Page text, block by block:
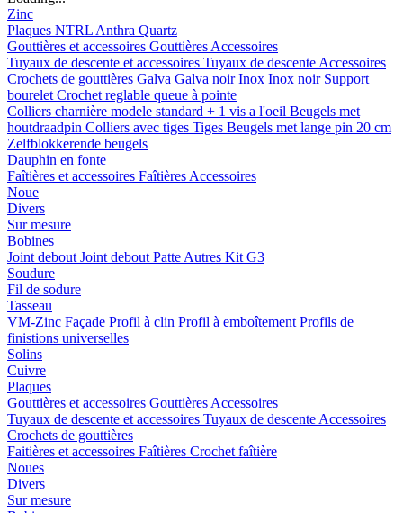
Zinc
Plaques NTRL Anthra Quartz
Gouttières et accessoires Gouttières Accessoires
Tuyaux de descente et accessoires Tuyaux de descente Accessoires
Crochets de gouttières Galva Galva noirInox Inox noir Support
bourelet Crochet reglable queue à pointe
Colliers charnière modele standard + 1 vis a l'oeil Beugels met
houtdraadpin Colliers avec tiges Tiges Beugels met lange pin 20 cm
Zelfblokkerende beugels
Dauphin en fonte
Faîtières et accessoires Faîtières Accessoires
Noue
Divers
Sur mesure
Bobines
Joint debout Joint debout Patte Autres Kit G3
Soudure
Fil de sodure
Tasseau
VM-Zinc Façade Profil à clin Profil à emboîtement Profils de
finistions universelles
Solins
Cuivre
Plaques
Gouttières et accessoires Gouttières Accessoires
Tuyaux de descente et accessoires Tuyaux de descente Accessoires
Crochets de gouttières
Faitières et accessoires Faîtières Crochet faîtière
Noues
Divers
Sur mesure